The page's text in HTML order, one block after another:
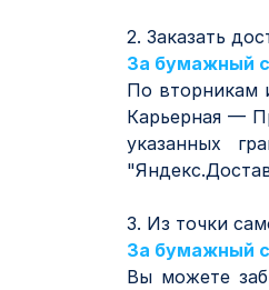
2. Заказать
За бумажный
По вторникам
Карьерная —
указанных
3. Из точки
За бумажный
Вы можете